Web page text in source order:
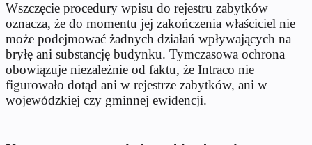
Wszczęcie procedury wpisu do rejestru zabytków
oznacza, że do momentu jej zakończenia właściciel nie
może podejmować żadnych działań wpływających na
bryłę ani substancję budynku. Tymczasowa ochrona
obowiązuje niezależnie od faktu, że Intraco nie
figurowało dotąd ani w rejestrze zabytków, ani w
wojewódzkiej czy gminnej ewidencji.